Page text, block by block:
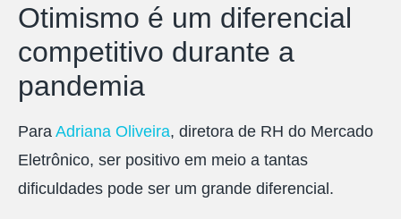
Otimismo é um diferencial
competitivo durante a
pandemia
Para Adriana Oliveira, diretora de RH do Mercado
Eletrônico, ser positivo em meio a tantas
dificuldades pode ser um grande diferencial.